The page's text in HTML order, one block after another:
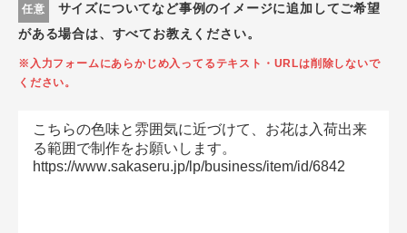
任意
サイズについてなど事例のイメージに追加してご希望
がある場合は、すべてお教えください。
※入力フォームにあらかじめ入ってるテキスト・URLは削除しないで
ください。